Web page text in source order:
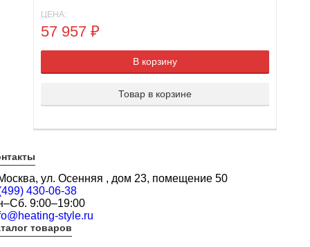
ЦЕНА:
57 957 ₽
В корзину
Товар в корзине
ул. Осенняя , дом 23, помещение 50
430-06-38
9:00–19:00
style.ru
товаров